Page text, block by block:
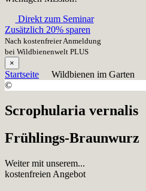
Direkt zum Seminar
Zusätzlich 20% sparen
Nach kostenfreier Anmeldung
bei Wildbienenwelt PLUS
×
Startseite Wildbienen im Garten
©
Scrophularia vernalis
Frühlings-Braunwurz
Weiter mit unserem...
kostenfreien Angebot